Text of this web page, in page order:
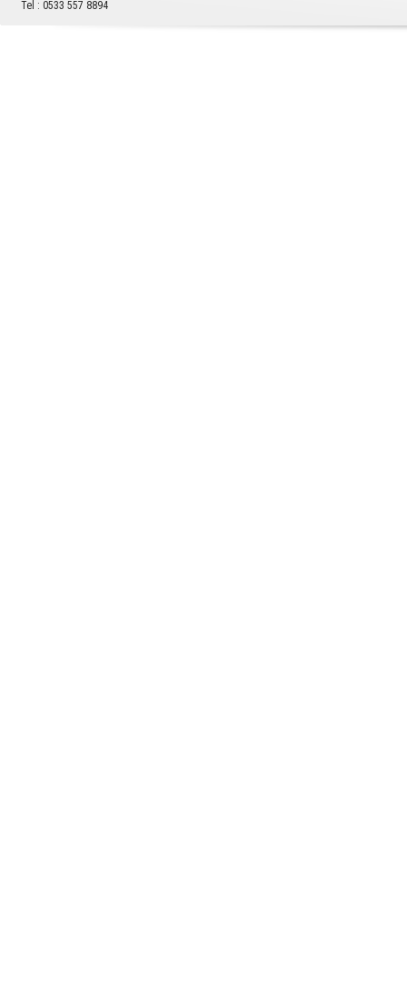
Tel : 0533 557 8894